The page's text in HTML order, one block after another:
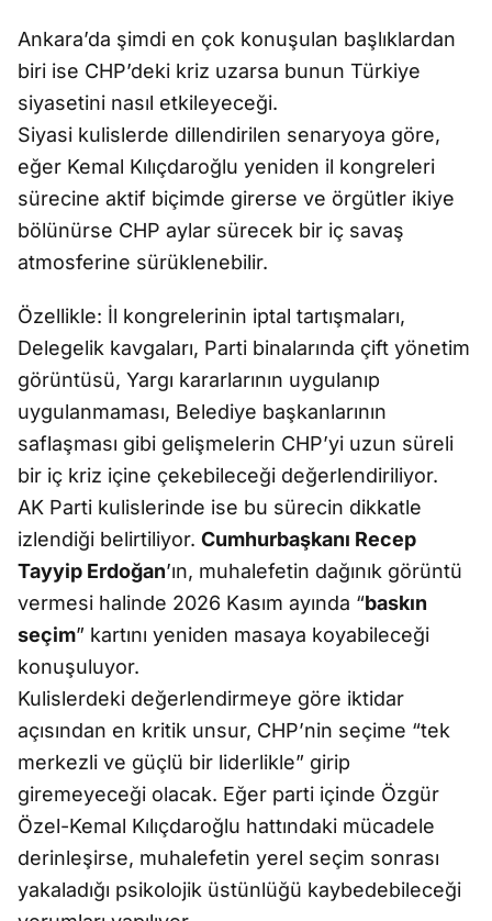
Ankara’da şimdi en çok konuşulan başlıklardan
biri ise CHP’deki kriz uzarsa bunun Türkiye
siyasetini nasıl etkileyeceği.
Siyasi kulislerde dillendirilen senaryoya göre,
eğer Kemal Kılıçdaroğlu yeniden il kongreleri
sürecine aktif biçimde girerse ve örgütler ikiye
bölünürse CHP aylar sürecek bir iç savaş
atmosferine sürüklenebilir.
Özellikle: İl kongrelerinin iptal tartışmaları,
Delegelik kavgaları, Parti binalarında çift yönetim
görüntüsü, Yargı kararlarının uygulanıp
uygulanmaması, Belediye başkanlarının
saflaşması gibi gelişmelerin CHP’yi uzun süreli
bir iç kriz içine çekebileceği değerlendiriliyor.
AK Parti kulislerinde ise bu sürecin dikkatle
izlendiği belirtiliyor. Cumhurbaşkanı Recep
Tayyip Erdoğan’ın, muhalefetin dağınık görüntü
vermesi halinde 2026 Kasım ayında “baskın
seçim” kartını yeniden masaya koyabileceği
konuşuluyor.
Kulislerdeki değerlendirmeye göre iktidar
açısından en kritik unsur, CHP’nin seçime “tek
merkezli ve güçlü bir liderlikle” girip
giremeyeceği olacak. Eğer parti içinde Özgür
Özel-Kemal Kılıçdaroğlu hattındaki mücadele
derinleşirse, muhalefetin yerel seçim sonrası
yakaladığı psikolojik üstünlüğü kaybedebileceği